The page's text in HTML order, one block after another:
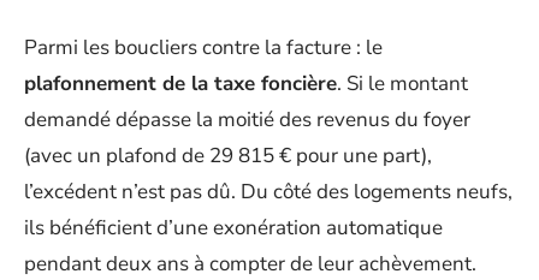
Parmi les boucliers contre la facture : le
plafonnement de la taxe foncière. Si le montant
demandé dépasse la moitié des revenus du foyer
(avec un plafond de 29 815 € pour une part),
l’excédent n’est pas dû. Du côté des logements neufs,
ils bénéficient d’une exonération automatique
pendant deux ans à compter de leur achèvement.